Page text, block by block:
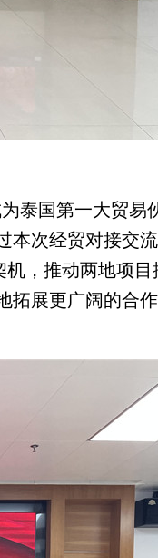
泰国第一大贸易
本次经贸对接交流
机，推动两地项目
拓展更广阔的合